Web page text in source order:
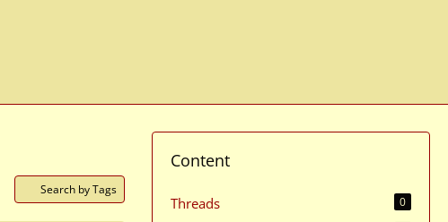
Search by Tags
Content
Threads 0